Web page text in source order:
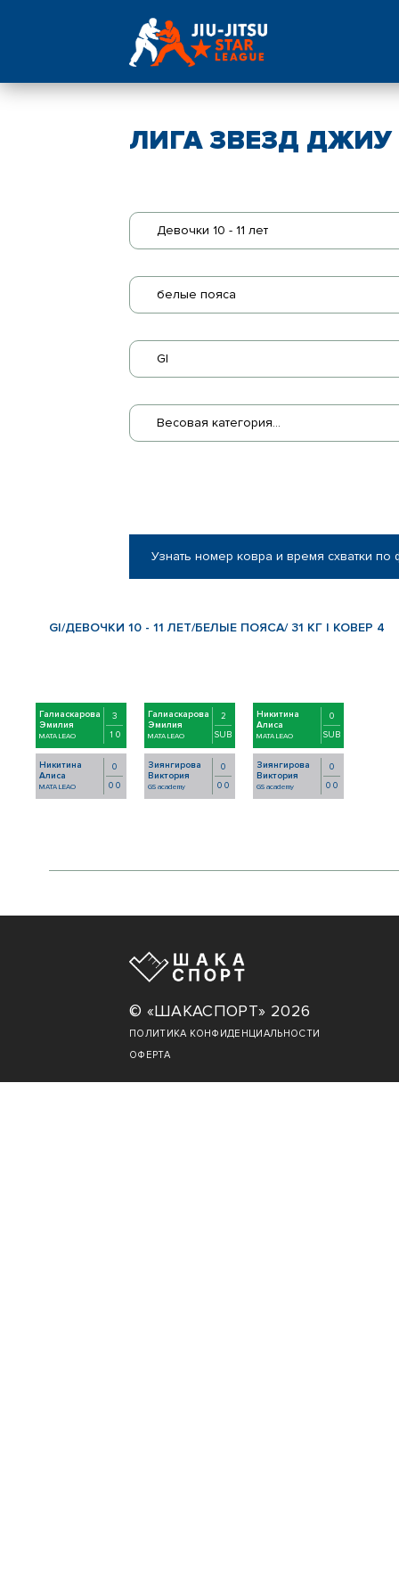
ЛИГА ЗВЕЗД
Девочки 10 - 11 лет
белые пояса
GI
Весовая категория...
Узнать номер ковра и время схватки по
GI/ДЕВОЧКИ 10 - 11 ЛЕТ/БЕЛЫЕ ПОЯСА/ 31 КГ | КОВЕР 4
Галиаскарова
Эмилия
MATA LEAO
3
1 0
Никитина
Алиса
MATA LEAO
0
0 0
Галиаскарова
Эмилия
MATA LEAO
2
SUB
Зиянгирова
Виктория
GS academy
0
0 0
Никитина
Алиса
MATA LEAO
0
SUB
Зиянгирова
Виктория
GS academy
0
0 0
© «ШАКАСПОРТ» 2026
ПОЛИТИКА КОНФИДЕНЦИАЛЬНОСТИ
ОФЕРТА